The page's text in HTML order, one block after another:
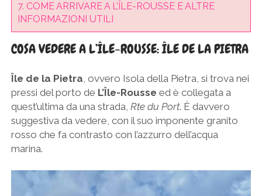
7. COME ARRIVARE A L’ÎLE-ROUSSE E ALTRE
INFORMAZIONI UTILI
COSA VEDERE A L’ÎLE-ROUSSE: ÎLE DE LA PIETRA
Île de la Pietra , ovvero Isola della Pietra, si trova nei
pressi del porto de L’Île-Rousse ed è collegata a
quest’ultima da una strada, Rte du Port. È davvero
suggestiva da vedere, con il suo imponente granito
rosso che fa contrasto con l’azzurro dell’acqua
marina.